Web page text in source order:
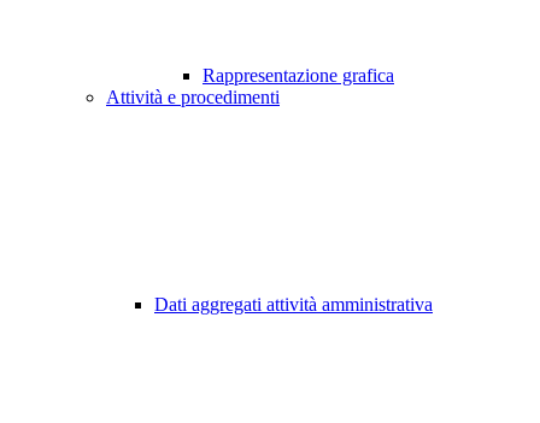
Rappresentazione grafica
Attività e procedimenti
Dati aggregati attività amministrativa